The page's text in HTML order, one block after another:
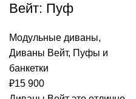
Вейт: Пуф
Модульные диваны,
Диваны Вейт, Пуфы и
банкетки
₽15 900